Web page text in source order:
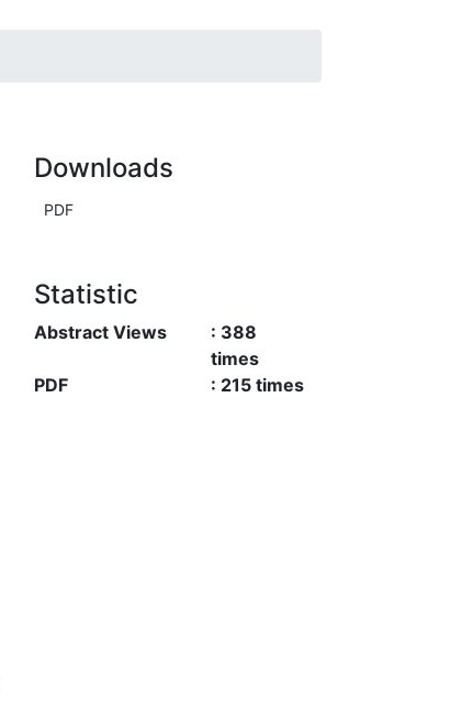
Downloads
PDF
Statistic
Abstract Views : 388
times
PDF
: 215 times